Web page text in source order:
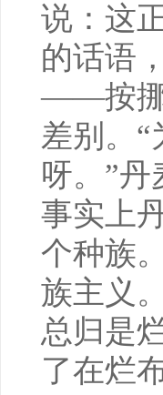
说：这
的话语
——按挪
差别。
呀。”
事实上
个种族
族主义
总归是
了在烂